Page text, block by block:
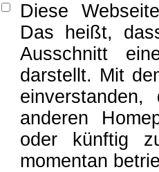
Diese
Das heißt,
Ausschnitt
darstellt. Mit
anderen
oder künftig
momentan